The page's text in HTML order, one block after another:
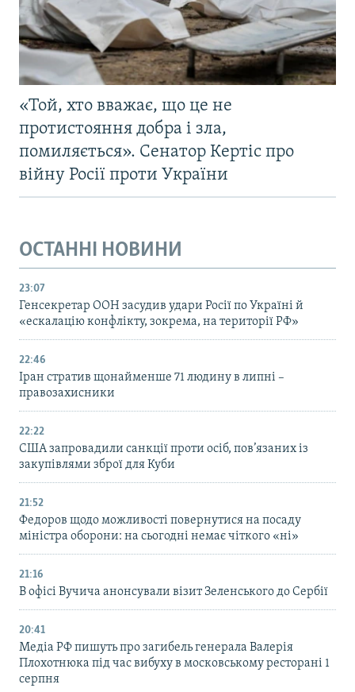
«Той, хто вважає, що це не
протистояння добра і зла,
помиляється». Сенатор Кертіс про
війну Росії проти України
ОСТАННІ НОВИНИ
23:07
Генсекретар ООН засудив удари Росії по Україні й
«ескалацію конфлікту, зокрема, на території РФ»
22:46
Іран стратив щонайменше 71 людину в липні –
правозахисники
22:22
США запровадили санкції проти осіб, пов’язаних із
закупівлями зброї для Куби
21:52
Федоров щодо можливості повернутися на посаду
міністра оборони: на сьогодні немає чіткого «ні»
21:16
В офісі Вучича анонсували візит Зеленського до Сербії
20:41
Медіа РФ пишуть про загибель генерала Валерія
Плохотнюка під час вибуху в московському ресторані 1
серпня